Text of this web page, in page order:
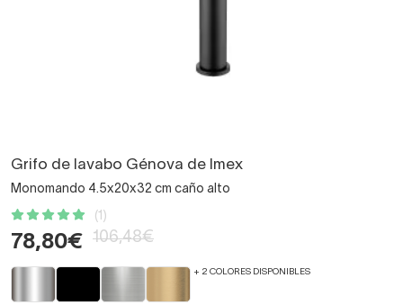
Grifo de lavabo Génova de Imex
Monomando 4.5x20x32 cm caño alto
(1)
78,80€ 106,48€
+ 2 COLORES DISPONIBLES